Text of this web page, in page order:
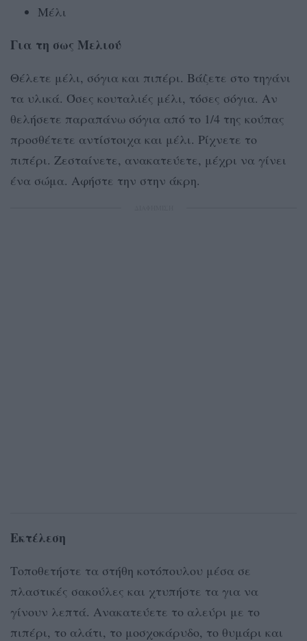
Μέλι
Για τη σως Μελιού
Θέλετε μέλι, σόγια και πιπέρι. Βάζετε στο τηγάνι
τα υλικά. Όσες κουταλιές μέλι, τόσες σόγια. Aν
θελήσετε παραπάνω σόγια από το 1/4 της κούπας
προσθέτετε αντίστοιχα και μέλι. Ρίχνετε το
πιπέρι. Ζεσταίνετε, ανακατεύετε, μέχρι να γίνει
ένα σώμα. Αφήστε την στην άκρη.
Εκτέλεση
Τοποθετήστε τα στήθη κοτόπουλου μέσα σε
πλαστικές σακούλες και χτυπήστε τα για να
γίνουν λεπτά. Ανακατεύετε το αλεύρι με το
πιπέρι, το αλάτι, το μοσχοκάρυδο, το θυμάρι και